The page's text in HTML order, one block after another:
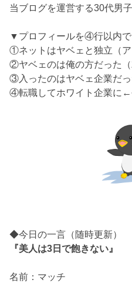
当ブログを運営する30代男子
▼プロフィールを④行以内で
①ネットはヤベェと独立（ア
②ヤベェのは俺の方だった（
③入ったのはヤベェ企業だっ
④転職してホワイト企業に←
◆今日の一言（随時更新）
『美人は3日で飽きない』
名前：マッチ